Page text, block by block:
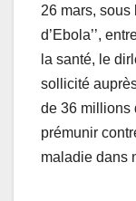
26 mars, sous
d’Ebola’’,
la santé, le
sollicité
de 36 millions
prémunir
maladie dans